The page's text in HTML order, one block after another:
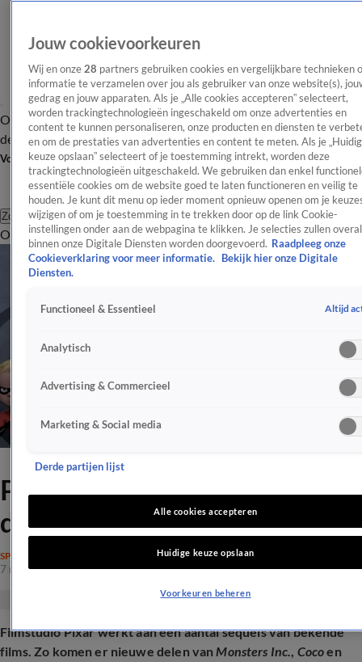
OverzichtAfleveringen Entertainment TV Algemeen
Tip
de redactieNieuwsbrief
Volg Shownieuws
Zoeken
OverzichtEntertainmentSpraakmakendRealityCrimeVideo's
Pixar werkt aan vervolg van
déze iconische kinderfilms
SPRAAKMAKEND
7 mrt 2026, 16:35
Filmstudio Pixar werkt aan een aantal sequels van bekende
films. Zo komen er nieuwe delen vanMonsters Inc., Cocoen
Jouw cookievoorkeuren
Wij en onze 28 partners gebruiken cookies en vergelijkbare technieken
informatie te verzamelen over jou als gebruiker van onze website(s),
gedrag en jouw apparaten. Als je „Alle cookies accepteren” selecteert,
worden trackingtechnologieën ingeschakeld om onze advertenties en
content te kunnen personaliseren, onze producten en diensten te
en om de prestaties van advertenties en content te meten. Als je
keuze opslaan” selecteert of je toestemming intrekt, worden deze
trackingtechnologieën uitgeschakeld. We gebruiken dan enkel
essentiële cookies om de website goed te laten functioneren en veilig te
houden. Je kunt dit menu op ieder moment opnieuw openen om je
wijzigen of om je toestemming in te trekken door op de link Cookie-
instellingen onder aan de webpagina te klikken. Je selecties zullen overal
binnen onze Digitale Diensten worden doorgevoerd. Raadpleeg onze
Cookieverklaring voor meer informatie.
Bekijk hier onze Digitale
Diensten.
Functioneel & Essentieel Altijd
Analytisch
Advertising & Commercieel
Marketing & Social media
Derde partijen lijst
Alle cookies accepteren
Huidige keuze opslaan
Voorkeuren beheren